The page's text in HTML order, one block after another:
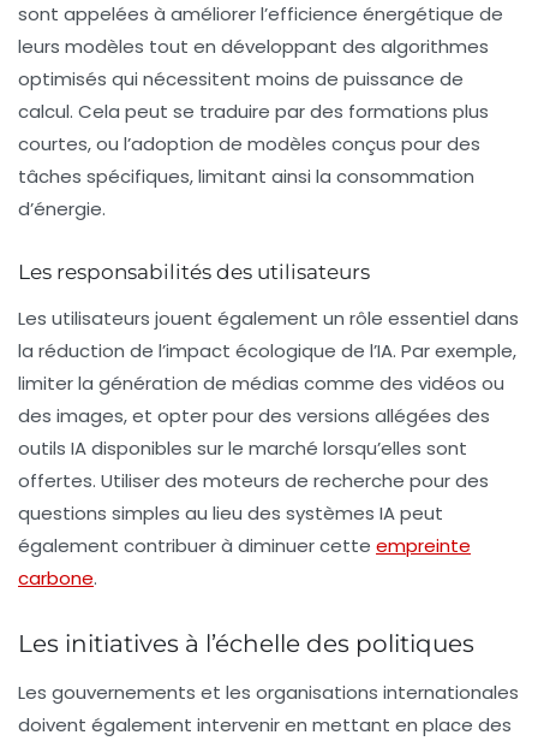
sont appelées à améliorer l’efficience énergétique de
leurs modèles tout en développant des algorithmes
optimisés qui nécessitent moins de puissance de
calcul. Cela peut se traduire par des formations plus
courtes, ou l’adoption de modèles conçus pour des
tâches spécifiques, limitant ainsi la consommation
d’énergie.
Les responsabilités des utilisateurs
Les utilisateurs jouent également un rôle essentiel dans
la réduction de l’impact écologique de l’IA. Par exemple,
limiter la génération de médias comme des vidéos ou
des images, et opter pour des versions allégées des
outils IA disponibles sur le marché lorsqu’elles sont
offertes. Utiliser des moteurs de recherche pour des
questions simples au lieu des systèmes IA peut
également contribuer à diminuer cette empreinte
carbone.
Les initiatives à l’échelle des politiques
Les gouvernements et les organisations internationales
doivent également intervenir en mettant en place des